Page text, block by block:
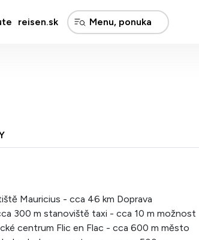
reisen.sk
Mauricius - cca 46 km Doprava
300 m stanoviště taxi - cca 10 m možnost
centrum Flic en Flac - cca 600 m město